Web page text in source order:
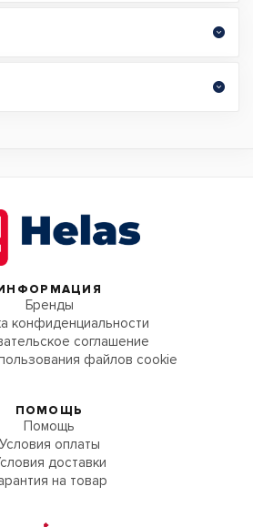
Бренды
конфиденциальности
соглашение
файлов cookie
ПОМОЩЬ
Помощь
Условия оплаты
доставки
на товар